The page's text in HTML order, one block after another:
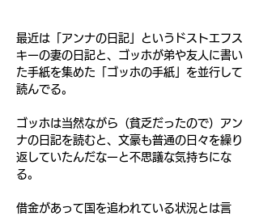
最近は「アンナの日記」というドストエフス
キーの妻の日記と、ゴッホが弟や友人に書い
た手紙を集めた「ゴッホの手紙」を並行して
読んでる。
ゴッホは当然ながら（貧乏だったので）アン
ナの日記を読むと、文豪も普通の日々を繰り
返していたんだなーと不思議な気持ちにな
る。
借金があって国を追われている状況とは言